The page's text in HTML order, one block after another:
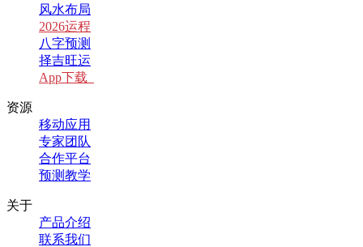
风水布局
2026运程
八字预测
择吉旺运
App下载
资源
移动应用
专家团队
合作平台
预测教学
关于
产品介绍
联系我们